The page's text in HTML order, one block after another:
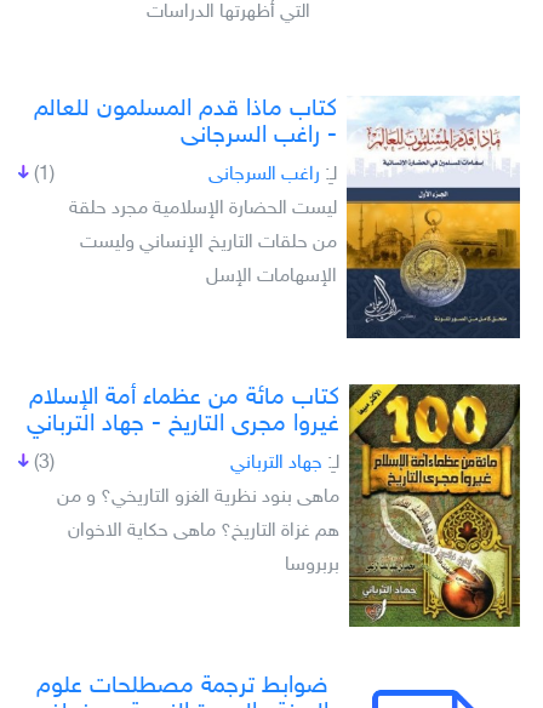
التي أظهرتها الدراسات
كتاب ماذا قدم المسلمون للعالم
- راغب السرجانى
(1) لـِ: راغب السرجانى
ليست الحضارة الإسلامية مجرد حلقة
من حلقات التاريخ الإنساني وليست
الإسهامات الإسل
كتاب مائة من عظماء أمة الإسلام
غيروا مجرى التاريخ - جهاد الترباني
(3) لـِ: جهاد الترباني
ماهى بنود نظرية الغزو التاريخي؟ و من
هم غزاة التاريخ؟ ماهى حكاية الاخوان
بربروسا
ضوابط ترجمة مصطلحات علوم